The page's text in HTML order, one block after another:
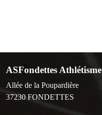
ASFondettes Athlétisme
Allée de la Poupardière
37230 FONDETTES